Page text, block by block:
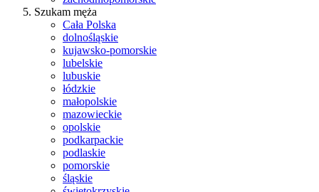
Szukam męża
Cała Polska
dolnośląskie
kujawsko-pomorskie
lubelskie
lubuskie
łódzkie
małopolskie
mazowieckie
opolskie
podkarpackie
podlaskie
pomorskie
śląskie